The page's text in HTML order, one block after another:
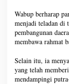
Wabup berharap
menjadi teladan di
pembangunan
membawa rahmat
Selain itu, ia
yang telah
mendampingi